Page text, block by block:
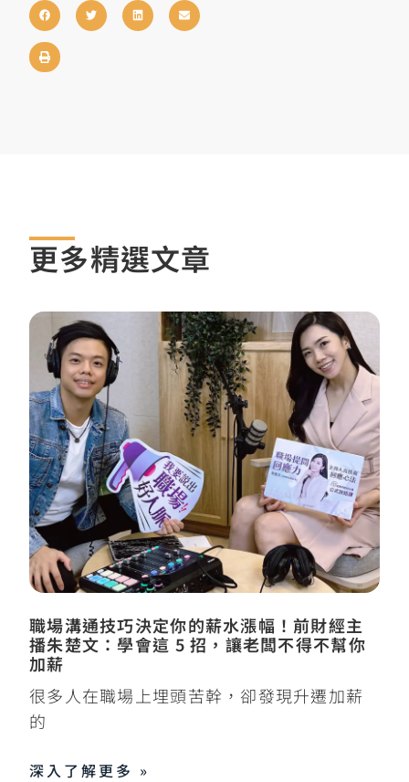
更多精選文章
職場溝通技巧決定你的薪水漲幅！前財經主
播朱楚文：學會這 5 招，讓老闆不得不幫你
加薪
很多人在職場上埋頭苦幹，卻發現升遷加薪
的
深入了解更多 »